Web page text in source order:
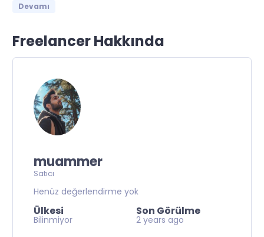
Devamı
Freelancer Hakkında
muammer
Satıcı
Henüz değerlendirme yok
Ülkesi
Bilinmiyor
Son Görülme
2 years ago